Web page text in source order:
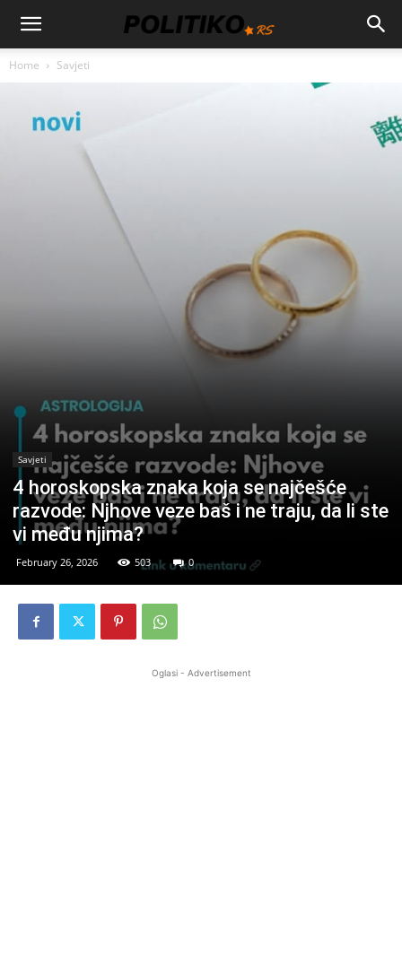
Home Savjeti
Savjeti
4 horoskopska znaka koja se najčešće
razvode: Njhove veze baš i ne traju, da li ste
vi među njima?
February 26, 2026 503 0
Oglasi - Advertisement